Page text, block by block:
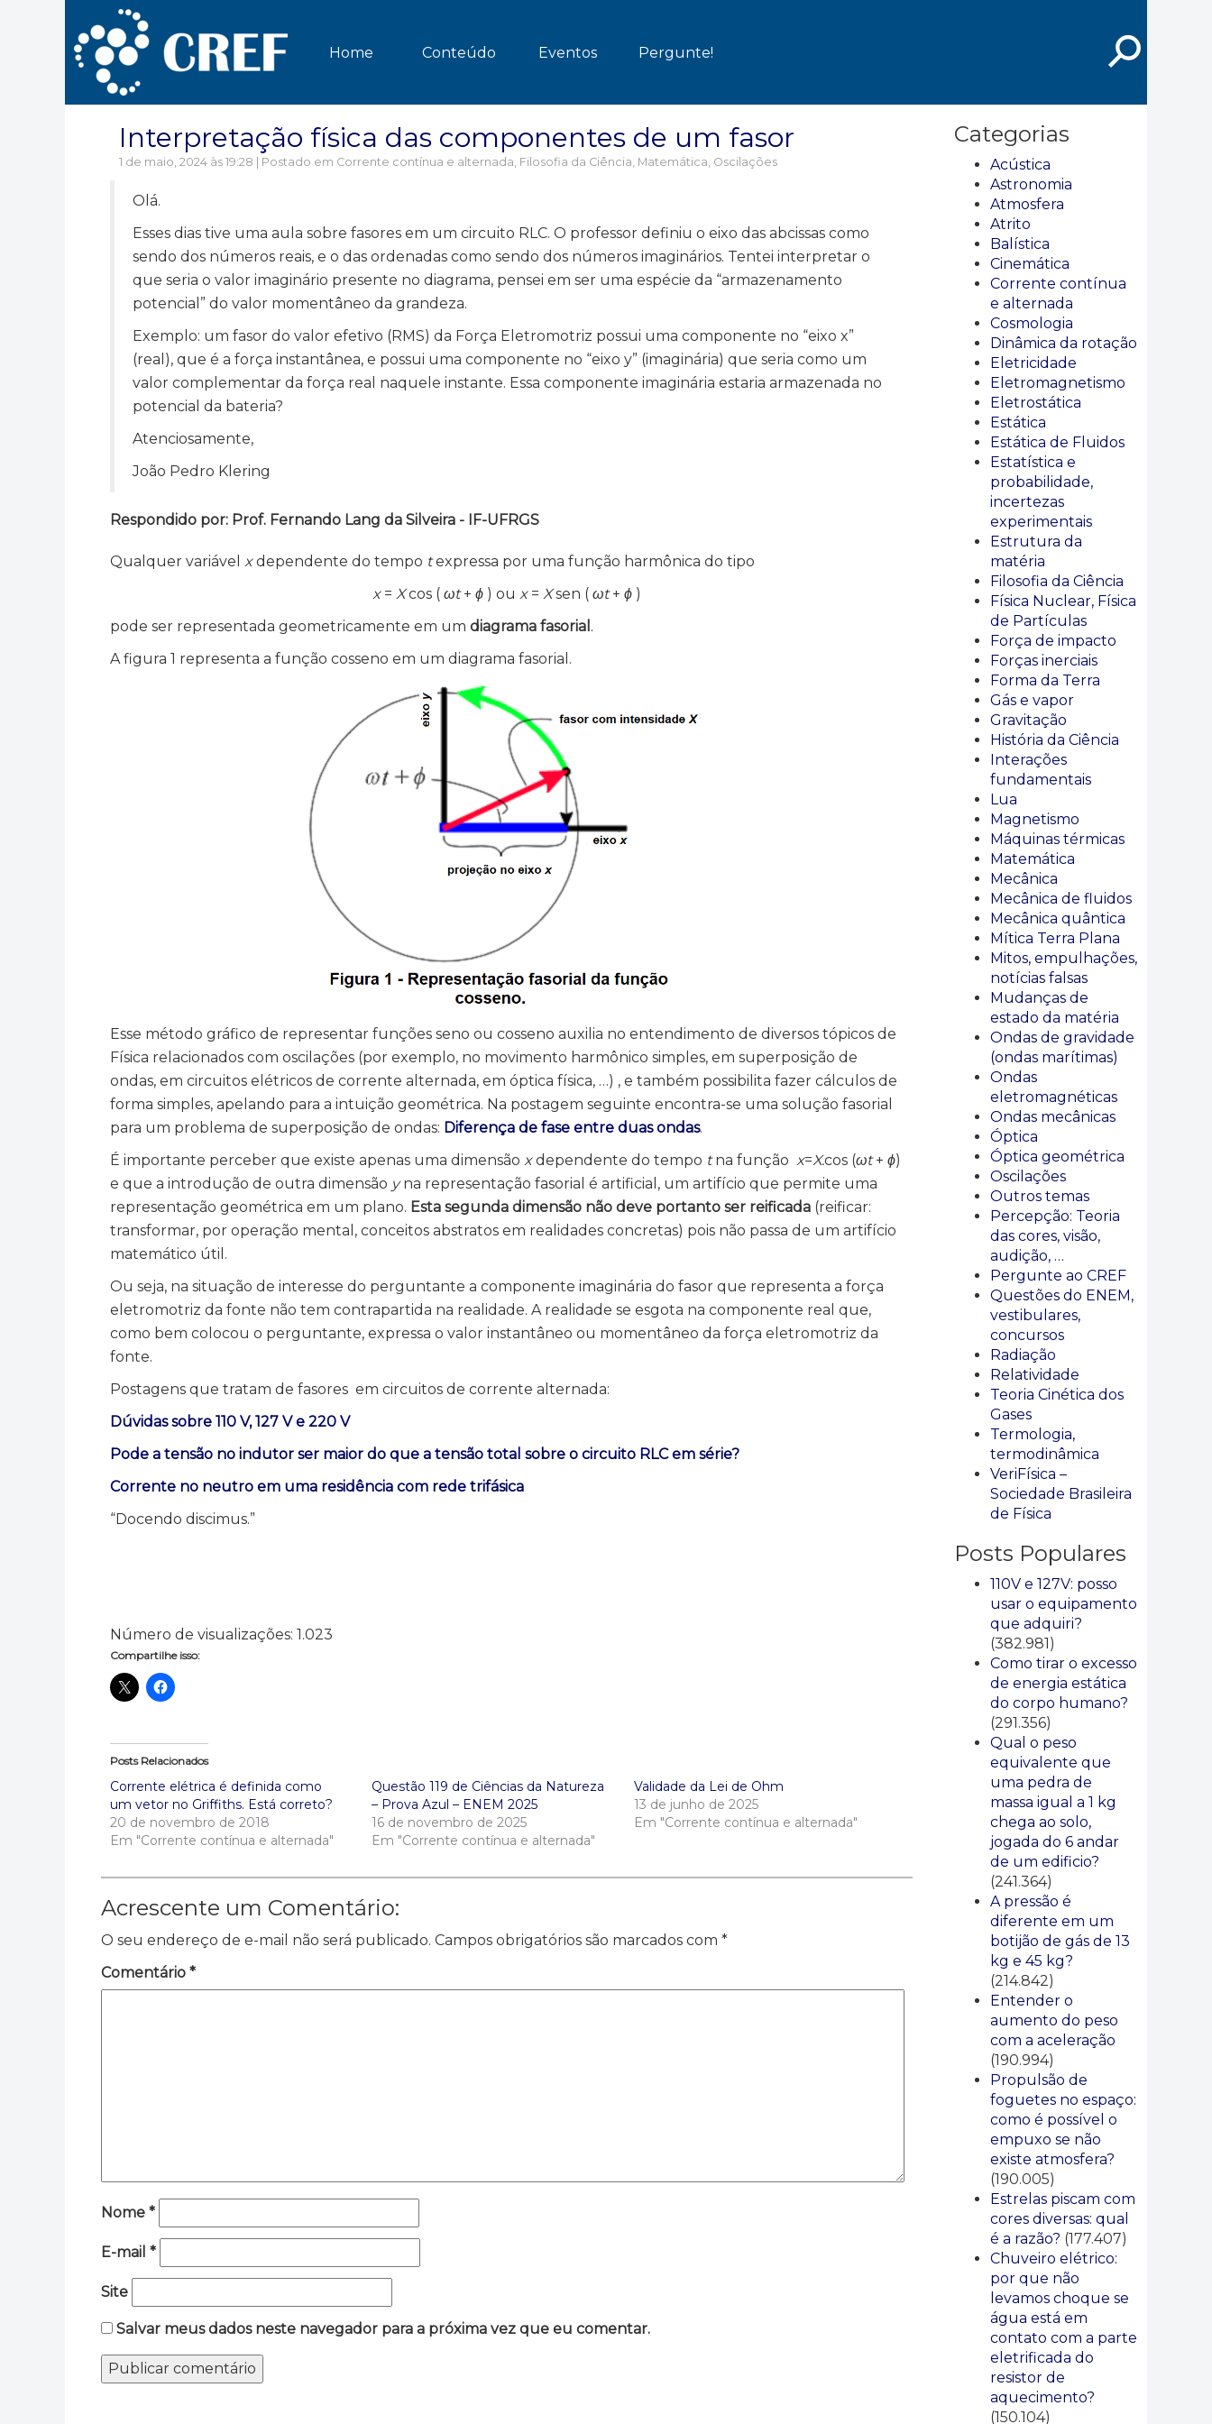
⚲
Home Conteúdo Eventos Pergunte!
Interpretação física das componentes de um fasor
1 de maio, 2024 às 19:28 | Postado em Corrente contínua e alternada, Filosofia da Ciência, Matemática, Oscilações
Olá.
Esses dias tive uma aula sobre fasores em um circuito RLC. O professor definiu o eixo das abcissas como
sendo dos números reais, e o das ordenadas como sendo dos números imaginários. Tentei interpretar o
que seria o valor imaginário presente no diagrama, pensei em ser uma espécie da “armazenamento
potencial” do valor momentâneo da grandeza.
Exemplo: um fasor do valor efetivo (RMS) da Força Eletromotriz possui uma componente no “eixo x”
(real), que é a força instantânea, e possui uma componente no “eixo y” (imaginária) que seria como um
valor complementar da força real naquele instante. Essa componente imaginária estaria armazenada no
potencial da bateria?
Atenciosamente,
João Pedro Klering
Respondido por: Prof. Fernando Lang da Silveira - IF-UFRGS
Qualquer variável xdependente do tempo texpressa por uma função harmônica do tipo
x= Xcos ( ωt+ ϕ ) ou x= Xsen ( ωt+ ϕ )
pode ser representada geometricamente em um diagrama fasorial .
A figura 1 representa a função cosseno em um diagrama fasorial.
Esse método gráfico de representar funções seno ou cosseno auxilia no entendimento de diversos tópicos de
Física relacionados com oscilações (por exemplo, no movimento harmônico simples, em superposição de
ondas, em circuitos elétricos de corrente alternada, em óptica física, …) , e também possibilita fazer cálculos de
forma simples, apelando para a intuição geométrica. Na postagem seguinte encontra-se uma solução fasorial
para um problema de superposição de ondas: Diferença de fase entre duas ondas.
É importante perceber que existe apenas uma dimensão xdependente do tempo tna função x=X.cos (ωt+ ϕ)
e que a introdução de outra dimensão yna representação fasorial é artificial, um artifício que permite uma
representação geométrica em um plano. Esta segunda dimensão não deve portanto ser reificada (reificar:
transformar, por operação mental, conceitos abstratos em realidades concretas) pois não passa de um artifício
matemático útil.
Ou seja, na situação de interesse do perguntante a componente imaginária do fasor que representa a força
eletromotriz da fonte não tem contrapartida na realidade. A realidade se esgota na componente real que,
como bem colocou o perguntante, expressa o valor instantâneo ou momentâneo da força eletromotriz da
fonte.
Postagens que tratam de fasores em circuitos de corrente alternada:
Dúvidas sobre 110 V, 127 V e 220 V
Pode a tensão no indutor ser maior do que a tensão total sobre o circuito RLC em série?
Corrente no neutro em uma residência com rede trifásica
“Docendo discimus.”
Número de visualizações: 1.023
Compartilhe isso:
Posts Relacionados
Corrente elétrica é definida como
um vetor no Griffiths. Está correto?
20 de novembro de 2018
Em "Corrente contínua e alternada"
Questão 119 de Ciências da Natureza
– Prova Azul – ENEM 2025
16 de novembro de 2025
Em "Corrente contínua e alternada"
Validade da Lei de Ohm
13 de junho de 2025
Em "Corrente contínua e alternada"
Acrescente um Comentário:
O seu endereço de e-mail não será publicado. Campos obrigatórios são marcados com *
Comentário *
Nome *
E-mail *
Site
Salvar meus dados neste navegador para a próxima vez que eu comentar.
Categorias
Acústica
Astronomia
Atmosfera
Atrito
Balística
Cinemática
Corrente contínua
e alternada
Cosmologia
Dinâmica da rotação
Eletricidade
Eletromagnetismo
Eletrostática
Estática
Estática de Fluidos
Estatística e
probabilidade,
incertezas
experimentais
Estrutura da
matéria
Filosofia da Ciência
Física Nuclear, Física
de Partículas
Força de impacto
Forças inerciais
Forma da Terra
Gás e vapor
Gravitação
História da Ciência
Interações
fundamentais
Lua
Magnetismo
Máquinas térmicas
Matemática
Mecânica
Mecânica de fluidos
Mecânica quântica
Mítica Terra Plana
Mitos, empulhações,
notícias falsas
Mudanças de
estado da matéria
Ondas de gravidade
(ondas marítimas)
Ondas
eletromagnéticas
Ondas mecânicas
Óptica
Óptica geométrica
Oscilações
Outros temas
Percepção: Teoria
das cores, visão,
audição, …
Pergunte ao CREF
Questões do ENEM,
vestibulares,
concursos
Radiação
Relatividade
Teoria Cinética dos
Gases
Termologia,
termodinâmica
VeriFísica –
Sociedade Brasileira
de Física
Posts Populares
110V e 127V: posso
usar o equipamento
que adquiri?
(382.981)
Como tirar o excesso
de energia estática
do corpo humano?
(291.356)
Qual o peso
equivalente que
uma pedra de
massa igual a 1 kg
chega ao solo,
jogada do 6 andar
de um edificio?
(241.364)
A pressão é
diferente em um
botijão de gás de 13
kg e 45 kg?
(214.842)
Entender o
aumento do peso
com a aceleração
(190.994)
Propulsão de
foguetes no espaço:
como é possível o
empuxo se não
existe atmosfera?
(190.005)
Estrelas piscam com
cores diversas: qual
é a razão? (177.407)
Chuveiro elétrico:
por que não
levamos choque se
água está em
contato com a parte
eletrificada do
resistor de
aquecimento?
(150.104)